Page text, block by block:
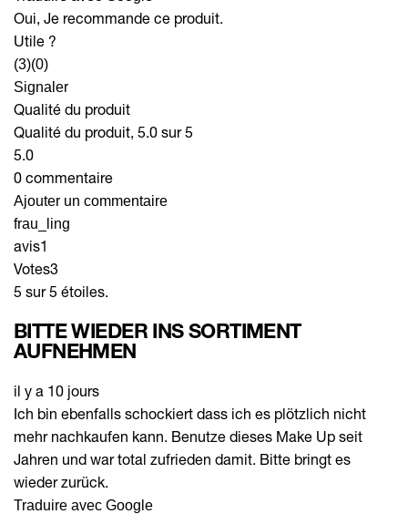
Oui, Je recommande ce produit.
Utile ?
(3)(0)
Signaler
Qualité du produit
Qualité du produit, 5.0 sur 5
5.0
0 commentaire
Ajouter un commentaire
frau_ling
avis1
Votes3
5 sur 5 étoiles.
BITTE WIEDER INS SORTIMENT
AUFNEHMEN
il y a 10 jours
Ich bin ebenfalls schockiert dass ich es plötzlich nicht
mehr nachkaufen kann. Benutze dieses Make Up seit
Jahren und war total zufrieden damit. Bitte bringt es
wieder zurück.
Traduire avec Google